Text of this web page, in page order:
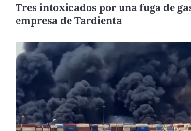
Tres intoxicados por una fuga de
empresa de Tardienta